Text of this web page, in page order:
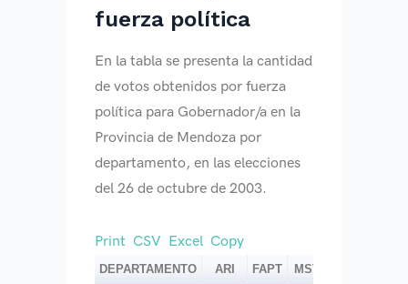
fuerza política
En la tabla se presenta la cantidad
de votos obtenidos por fuerza
política para Gobernador/a en la
Provincia de Mendoza por
departamento, en las elecciones
del 26 de octubre de 2003.
Print CSV Excel Copy
DEPARTAMENTO ARI FAPT MST